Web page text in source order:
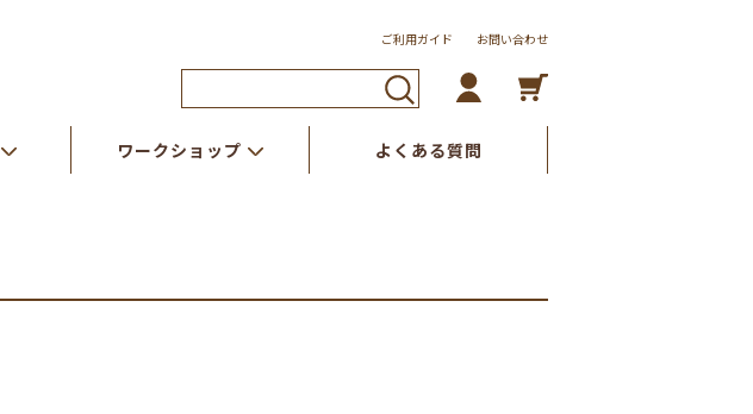
ご利用ガイド お問い合わせ
ワークショップ よくある質問